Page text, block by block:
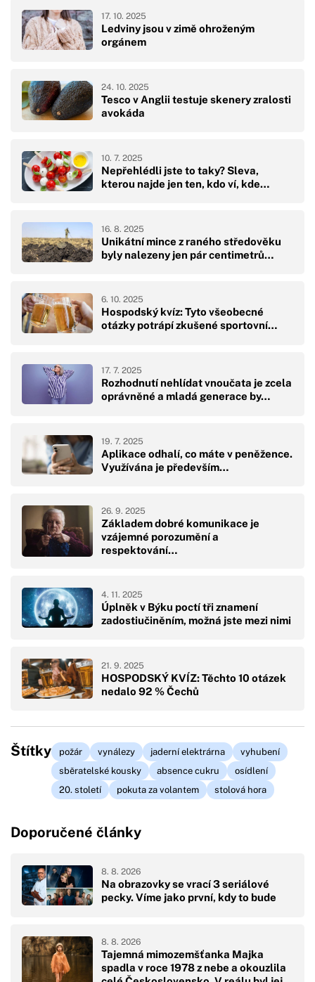
Ledviny jsou v zimě ohroženým
orgánem
17. 10. 2025
Tesco v Anglii testuje skenery zralosti
avokáda
24. 10. 2025
Nepřehlédli jste to taky? Sleva,
kterou najde jen ten, kdo ví, kde…
10. 7. 2025
Unikátní mince z raného středověku
byly nalezeny jen pár centimetrů…
16. 8. 2025
Hospodský kvíz: Tyto všeobecné
otázky potrápí zkušené sportovní…
6. 10. 2025
Rozhodnutí nehlídat vnoučata je zcela
oprávněné a mladá generace by…
17. 7. 2025
Aplikace odhalí, co máte v peněžence.
Využívána je především…
19. 7. 2025
Základem dobré komunikace je
vzájemné porozumění a
respektování…
26. 9. 2025
Úplněk v Býku poctí tři znamení
zadostiučiněním, možná jste mezi nimi
4. 11. 2025
HOSPODSKÝ KVÍZ: Těchto 10 otázek
nedalo 92 % Čechů
21. 9. 2025
Štítky požár vynálezy jaderní elektrárna
vyhubení
sběratelské kousky
absence cukru
osídlení
20. století
pokuta za volantem stolová hora
Doporučené články
Na obrazovky se vrací 3 seriálové
pecky. Víme jako první, kdy to bude
8. 8. 2026
Tajemná mimozemšťanka Majka
spadla v roce 1978 z nebe a okouzlila
8. 8. 2026